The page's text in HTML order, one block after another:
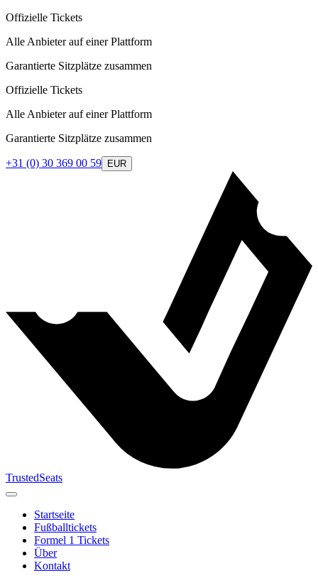
Offizielle Tickets
Alle Anbieter auf einer Plattform
Garantierte Sitzplätze zusammen
Offizielle Tickets
Alle Anbieter auf einer Plattform
Garantierte Sitzplätze zusammen
+31 (0) 30 369 00 59 EUR
TrustedSeats
Startseite
Fußballtickets
Formel 1 Tickets
Über
Kontakt